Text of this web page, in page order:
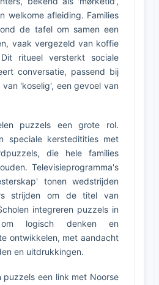
welkome afleiding. Families
de tafel om samen een
vaak vergezeld van koffie
ritueel versterkt sociale
conversatie, passend bij
'koselig', een gevoel van
puzzels een grote rol.
speciale kersteditities met
die hele families
Televisieprogramma's
tonen wedstrijden
strijden om de titel van
integreren puzzels in
logisch denken en
ontwikkelen, met aandacht
en uitdrukkingen.
puzzels een link met Noorse